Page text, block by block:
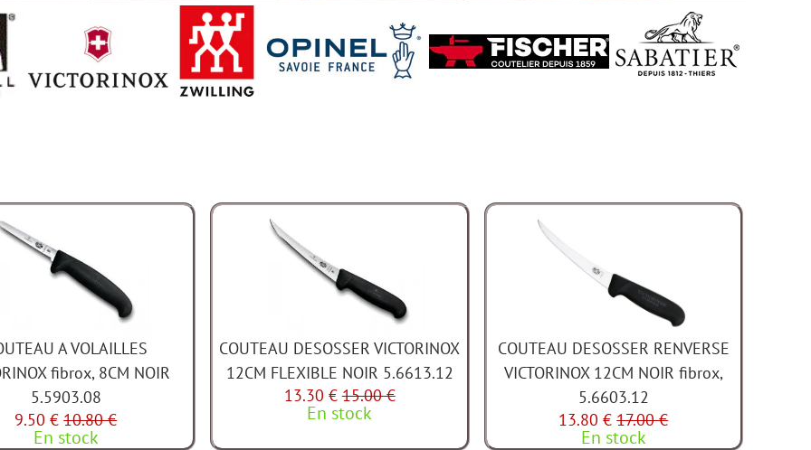
A VOLAILLES
fibrox, 8CM NOIR
5.5903.08
9.50 € 10.80 €
En stock
COUTEAU DESOSSER VICTORINOX
12CM FLEXIBLE NOIR 5.6613.12
13.30 € 15.00 €
En stock
COUTEAU DESOSSER RENVERSE
VICTORINOX 12CM NOIR fibrox,
5.6603.12
13.80 € 17.00 €
En stock